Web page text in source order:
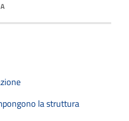
la struttura